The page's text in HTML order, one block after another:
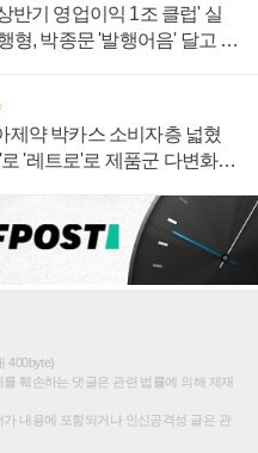
반기 영업이익 1조 클럽' 실
형, 박종문 '발행어음' 달고 연
제약 박카스 소비자층 넓혔
'레트로'로 제품군 다변화
400byte)
훼손하는 댓글은 관련 법률에 의해 제재
내용에 포함되거나 인신공격성 글은 관